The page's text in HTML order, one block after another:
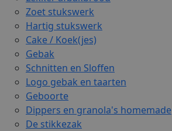
Zoet stukswerk
Hartig stukswerk
Cake / Koek(jes)
Gebak
Schnitten en Sloffen
Logo gebak en taarten
Geboorte
Dippers en granola's homemade
De stikkezak